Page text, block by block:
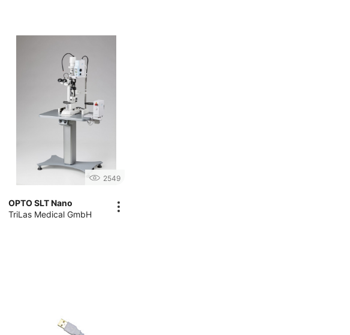
2549
OPTO SLT Nano
TriLas Medical GmbH